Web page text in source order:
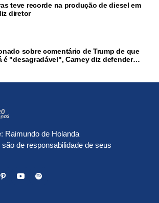
teve recorde na produção de diesel em
diretor
sobre comentário de Trump de que
é "desagradável", Carney diz defender
Raimundo de Holanda
de responsabilidade de seus